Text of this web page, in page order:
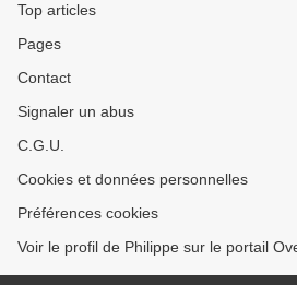
Top articles
Pages
Contact
Signaler un abus
C.G.U.
Cookies et données personnelles
Préférences cookies
Voir le profil de Philippe sur le portail